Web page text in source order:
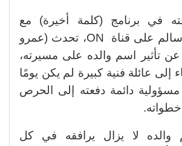
في برنامج (كلمة أخيرة) مع
الإعلامي أحمد سالم على قناة ON، تحدث (عمرو
تأثير اسم والده على مسيرته،
إلى عائلة فنية كبيرة لم يكن يومًا
مسؤولية دائمة دفعته إلى الحرص
لا يزال يرافقه في كل